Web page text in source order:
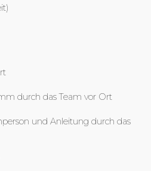
durch das Team vor Ort
und Anleitung durch das